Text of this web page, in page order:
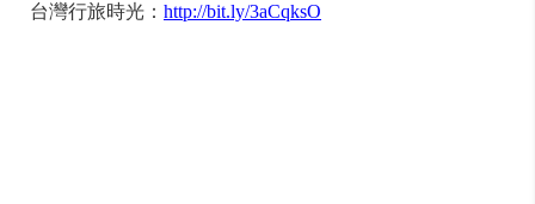
台灣行旅時光： http://bit.ly/3aCqksO